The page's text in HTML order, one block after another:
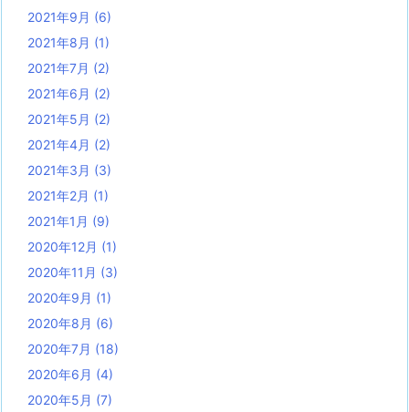
2021年9月 (6)
2021年8月 (1)
2021年7月 (2)
2021年6月 (2)
2021年5月 (2)
2021年4月 (2)
2021年3月 (3)
2021年2月 (1)
2021年1月 (9)
2020年12月 (1)
2020年11月 (3)
2020年9月 (1)
2020年8月 (6)
2020年7月 (18)
2020年6月 (4)
2020年5月 (7)